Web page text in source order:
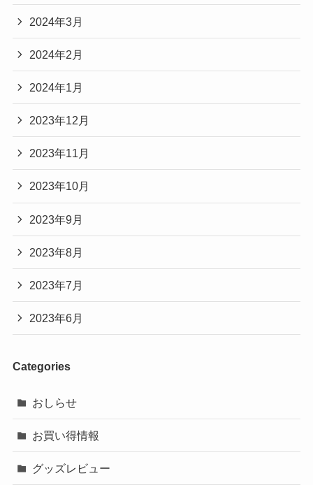
2024年3月
2024年2月
2024年1月
2023年12月
2023年11月
2023年10月
2023年9月
2023年8月
2023年7月
2023年6月
Categories
おしらせ
お買い得情報
グッズレビュー